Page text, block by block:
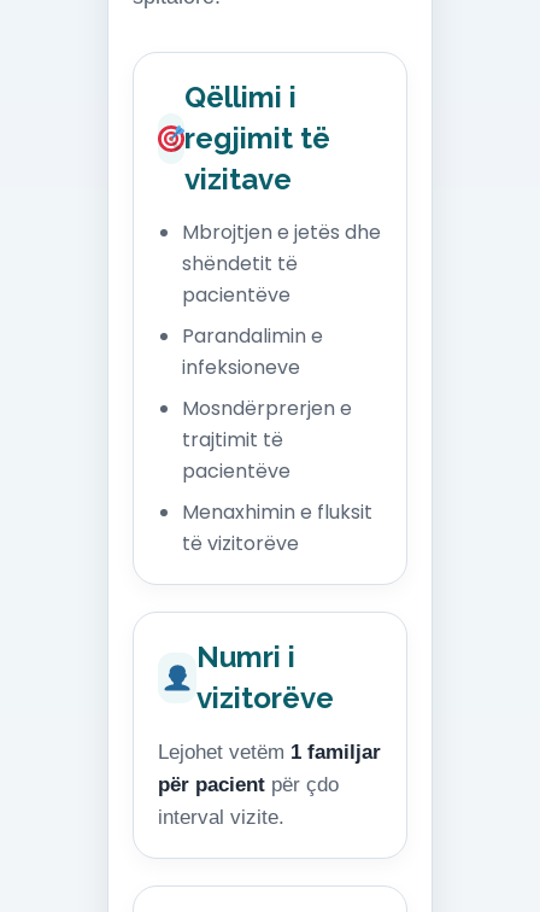
Qëllimi i
regjimit të
vizitave
Mbrojtjen e jetës dhe
shëndetit të
pacientëve
Parandalimin e
infeksioneve
Mosndërprerjen e
trajtimit të
pacientëve
Menaxhimin e fluksit
të vizitorëve
Numri i
vizitorëve
Lejohet vetëm 1 familjar
për pacient për çdo
interval vizite.